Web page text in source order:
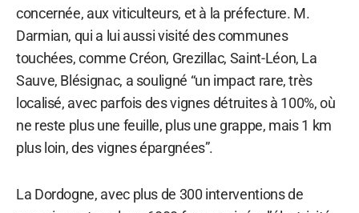
concernée, aux viticulteurs, et à la préfecture. M.
Darmian, qui a lui aussi visité des communes
touchées, comme Créon, Grezillac, Saint-Léon, La
Sauve, Blésignac, a souligné “un impact rare, très
localisé, avec parfois des vignes détruites à 100%, où
ne reste plus une feuille, plus une grappe, mais 1 km
plus loin, des vignes épargnées”.
La Dordogne, avec plus de 300 interventions de